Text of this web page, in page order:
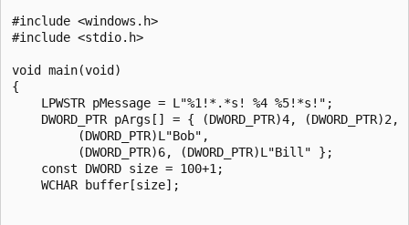
#include <windows.h>
#include <stdio.h>
void main(void)
{
    LPWSTR pMessage = L"%1!*.*s! %4 %5!*s!";
DWORD_PTR pArgs[] = { (DWORD_PTR)4,
(DWORD_PTR)L"Bob",
(DWORD_PTR)6, (DWORD_PTR)L"Bill" };
    const DWORD size = 100+1;
    WCHAR buffer[size];